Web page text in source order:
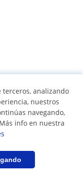
terceros, analizando
nuestros
navegando,
info en nuestra